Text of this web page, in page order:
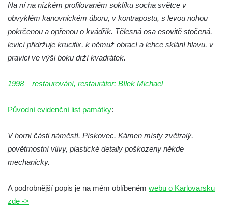
Socha Mystik v ZOO Hluboká
Reliéf Rodina a práce na budově záložny
čp. 69/1 v Českých Budějovicích
Socha Jana Valeria Jirsíka u Černé věže v
Socha Krista klesajícího pod křížem u
Budějovicích
kostela svaté Rodiny v Českých
Budějovicích
Socha S tebou v parku na Senovážném
Na ní na nízkém profilovaném soklíku socha světce v
obvyklém kanovnickém úboru, v kontrapostu, s levou nohou
pokrčenou a opřenou o kvádřík. Tělesná osa esovitě stočená,
levicí přidržuje krucifix, k němuž obrací a lehce sklání hlavu, v
pravici ve výši boku drží kvadrátek.
1998 – restaurování, restaurátor: Bílek Michael
Původní evidenční list památky:
V horní části náměstí. Pískovec. Kámen místy zvětralý,
povětrnostní vlivy, plastické detaily poškozeny někde
mechanicky.
A podrobnější popis je na mém oblíbeném webu o Karlovarsku
zde ->